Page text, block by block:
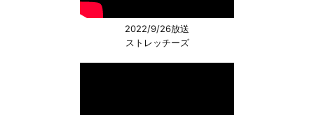
2022/9/26放送
ストレッチーズ